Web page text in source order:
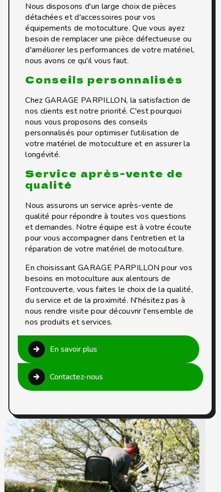
Nous disposons d'un large choix de pièces
détachées et d'accessoires pour vos
équipements de motoculture. Que vous ayez
besoin de remplacer une pièce défectueuse ou
d'améliorer les performances de votre matériel,
nous avons ce qu'il vous faut.
Conseils personnalisés
Chez GARAGE PARPILLON, la satisfaction de
nos clients est notre priorité. C'est pourquoi
nous vous proposons des conseils
personnalisés pour optimiser l'utilisation de
votre matériel de motoculture et en assurer la
longévité.
Service après-vente de
qualité
Nous assurons un service après-vente de
qualité pour répondre à toutes vos questions
et demandes. Notre équipe est à votre écoute
pour vous accompagner dans l'entretien et la
réparation de votre matériel de motoculture.
En choisissant GARAGE PARPILLON pour vos
besoins en motoculture aux alentours de
Fontcouverte, vous faites le choix de la qualité,
du service et de la proximité. N'hésitez pas à
nous rendre visite pour découvrir l'ensemble de
nos produits et services.
En savoir plus
Contactez-nous